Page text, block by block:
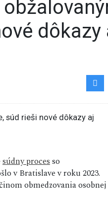
dôkazy
súdny processo
v Bratislave v roku 2023.
obmedzovania osobnej